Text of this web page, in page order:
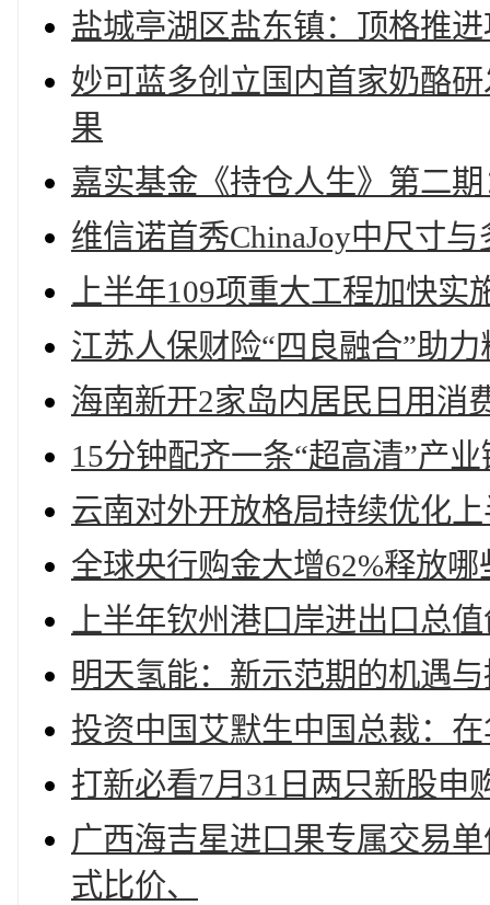
盐城亭湖区盐东镇：顶格推
妙可蓝多创立国内首家奶酪
果
嘉实基金《持仓人生》第二
维信诺首秀ChinaJoy中尺寸
上半年109项重大工程加快
江苏人保财险“四良融合”助
海南新开2家岛内居民日用消
15分钟配齐一条“超高清”产
云南对外开放格局持续优化
全球央行购金大增62%释放
上半年钦州港口岸进出口总
明天氢能：新示范期的机遇
投资中国艾默生中国总裁：
打新必看7月31日两只新股申
广西海吉星进口果专属交易
式比价、